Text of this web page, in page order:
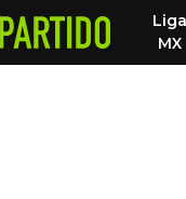
Liga
MX